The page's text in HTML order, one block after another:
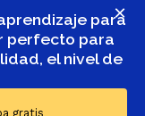
×
para
perfecto para
el nivel de
gratis